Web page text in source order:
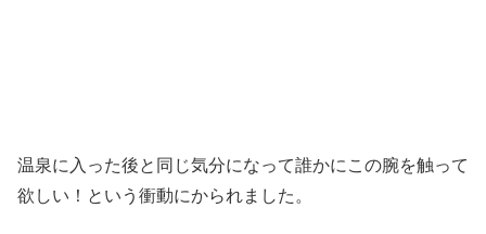
温泉に入った後と同じ気分になって誰かにこの腕を触って
欲しい！という衝動にかられました。